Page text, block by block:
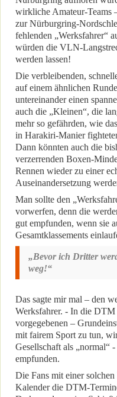
wirkliche Amateur-Teams
zur Nürburgring-
fehlenden „Werksfahrer“
würden die VLN-
werden lassen!
Die verbleibenden,
auf einem ähnlichen
untereinander einen
auch die „Kleinen“, die
mehr so gefährden, wie
in Harakiri-Manier
Dann könnten auch die
verzerrenden Boxen-
Rennen wieder zu einer
Auseinandersetzung
Man sollte den
vorwerfen, denn die
gut empfunden, wenn sie
Gesamtklassements
„Bevor ich Dritter
weg!“
Das sagte mir mal – den
Werksfahrer. - In die DTM
vorgegebenen –
mit fairem Sport zu tun,
Gesellschaft als „normal“
empfunden.
Die Fans mit einer
Kalender die DTM-